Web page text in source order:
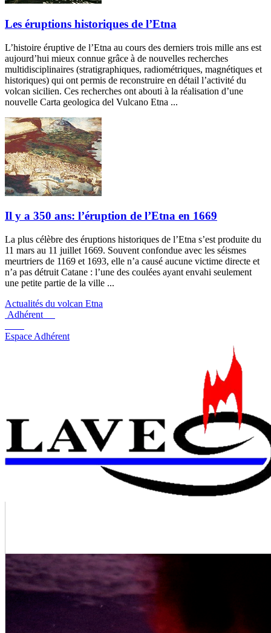
Les éruptions historiques de l’Etna
L’histoire éruptive de l’Etna au cours des derniers trois mille ans est
aujourd’hui mieux connue grâce à de nouvelles recherches
multidisciplinaires (stratigraphiques, radiométriques, magnétiques et
historiques) qui ont permis de reconstruire en détail l’activité du
volcan sicilien. Ces recherches ont abouti à la réalisation d’une
nouvelle Carta geologica del Vulcano Etna ...
Il y a 350 ans: l’éruption de l’Etna en 1669
La plus célèbre des éruptions historiques de l’Etna s’est produite du
11 mars au 11 juillet 1669. Souvent confondue avec les séismes
meurtriers de 1169 et 1693, elle n’a causé aucune victime directe et
n’a pas détruit Catane : l’une des coulées ayant envahi seulement
une petite partie de la ville ...
Actualités du volcan Etna
Adhérent
Espace Adhérent